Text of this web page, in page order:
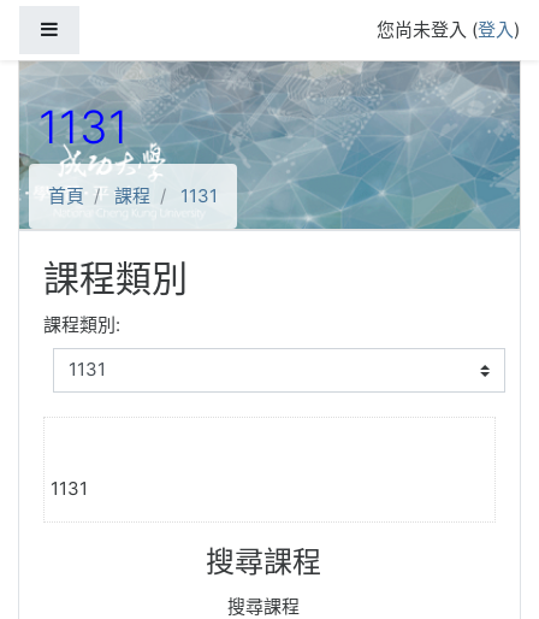
您尚未登入 (登入)
1131
首頁 課程 1131
課程類別
課程類別:
1131
搜尋課程
搜尋課程